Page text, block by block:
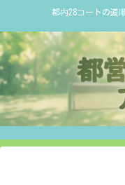
都内28コートの道